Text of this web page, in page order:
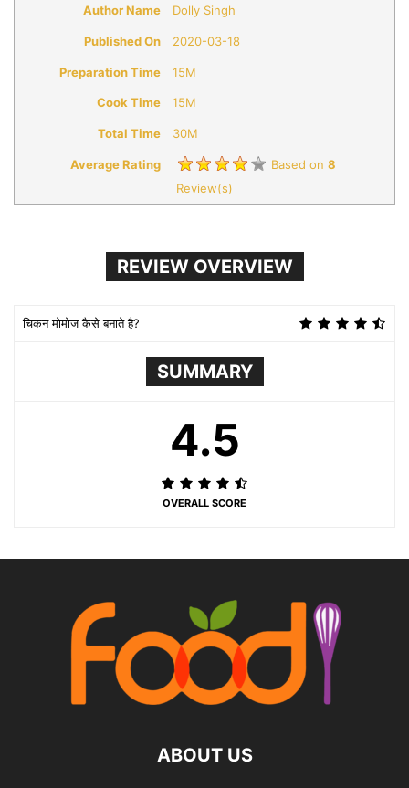
Author Name Dolly Singh
Published On 2020-03-18
Preparation Time 15M
Cook Time 15M
Total Time 30M
Average Rating Based on 8
Review(s)
REVIEW OVERVIEW
चिकन मोमोज कैसे बनाते है?
SUMMARY
4.5
OVERALL SCORE
ABOUT US